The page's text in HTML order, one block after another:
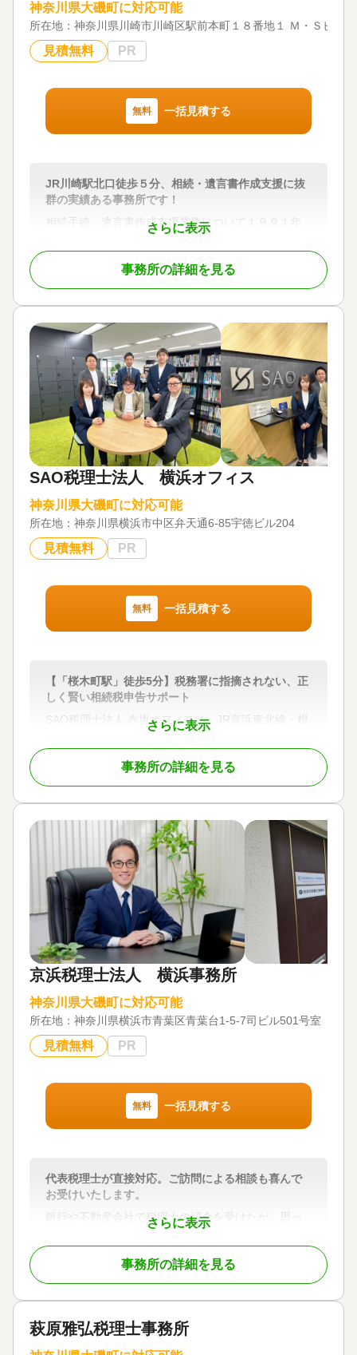
どんな小さな質問でもお気軽にご相談いただけま
す。相続税申告のご依頼や、その他相続に関するお
悩みがあれば、ぜひ当事務所にご連絡ください。初
回のご相談は無料ですので、まずはお気軽にご連絡
神奈川県、東京都全域
対応体制
電話相談可 / 訪問可 / 女性スタッフ対応可 / 土日相談
可 / 初回相談無料 / 18時以降相談可 / オンライン面談
神奈川県大磯町に対応可能
所在地： 神奈川県川崎市川崎区駅前本町１８番地１ Ｍ・Ｓビル
見積無料 PR
無料 一括見積する
さらに表示
JR川崎駅北口徒歩５分、相続・遺言書作成支援に抜
群の実績ある事務所です！
相続手続、遺言書作成支援業務について１９９１年
１月開業以来数百件の業務実績があり、いずれも高
い評価を受けています。
お客様に対し、適切なアドバイス及び問題解決方法
のご提案を実践してきました。お気軽にご相談くだ
さい！
対応地域
神奈川県 東京都 千葉県 埼玉県 栃木県 群馬
県 茨城県 宮城県秋田県 岩手県 青森県 宮
城県 福島県 新潟県 静岡県 北海道
対応業務
遺言書 / 遺産分割 / 相続財産調査 / 相続手続き / 銀行
手続き / 戸籍収集 / 相続人調査
対応体制
訪問可 / 土日相談可 / 初回相談無料 / 18時以降相談可
/ 事務所面談可
事務所の詳細を見る
SAO税理士法人 横浜オフィス
神奈川県大磯町に対応可能
所在地： 神奈川県横浜市中区弁天通6-85宇徳ビル204
見積無料 PR
無料 一括見積する
さらに表示
【「桜木町駅」徒歩5分】税務署に指摘されない、正
しく賢い相続税申告サポート
SAO税理士法人 赤坂オフィスは、JR京浜東北線・根
岸線「桜木町駅」徒歩5分の利便性に加え、平日9時
～21時まで営業、土日祝も予約対応可能な柔軟な体
制で、相続税申告を中心に幅広い相続サポートを行
っています。
士が在籍。障害を持つ相続人がいる場合や、遺産分
割が難航しているケースなど、複雑な相続案件にも
豊富な経験をもって対応しています。また、弁護士
や司法書士など隣接士業とも連携しており、登記や
年金手続きなど、相続に伴う煩雑な業務をワンスト
ップでサポートできるのも強みです。
対応地域
東京都、神奈川県、埼玉県、千葉県
遺産分割 / 相続財産調査 / 相続税申告 / 相続登記 / 生
前贈与（不動産名義変更）
対応体制
電話相談可 / 訪問可 / 土日相談可 / 初回相談無料 / 18
事務所の詳細を見る
京浜税理士法人 横浜事務所
神奈川県大磯町に対応可能
所在地： 神奈川県横浜市青葉区青葉台1-5-7司ビル501号室
見積無料 PR
無料 一括見積する
さらに表示
代表税理士が直接対応。ご訪問による相談も喜んで
お受けいたします。
銀行や不動産会社で税理士の紹介を受けたが、思っ
たより金額が高くて困っている・・・。そのような
お客様は、是非、弊社にご相談ください。
弊社は、相続税専門の大手税理士法人の業務提携先
として、大手税理士法人のノウハウを活用しなが
を提供しております。
事務所の詳細を見る
萩原雅弘税理士事務所